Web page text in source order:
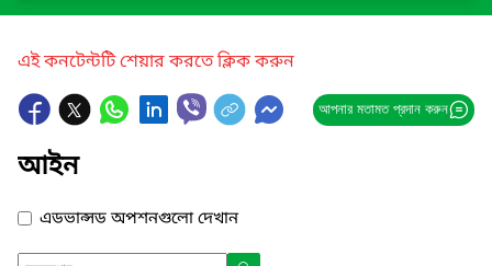
এই কনটেন্টটি শেয়ার করতে ক্লিক করুন
আপনার মতামত প্রদান করুন
আইন
এডভান্সড অপশনগুলো দেখান